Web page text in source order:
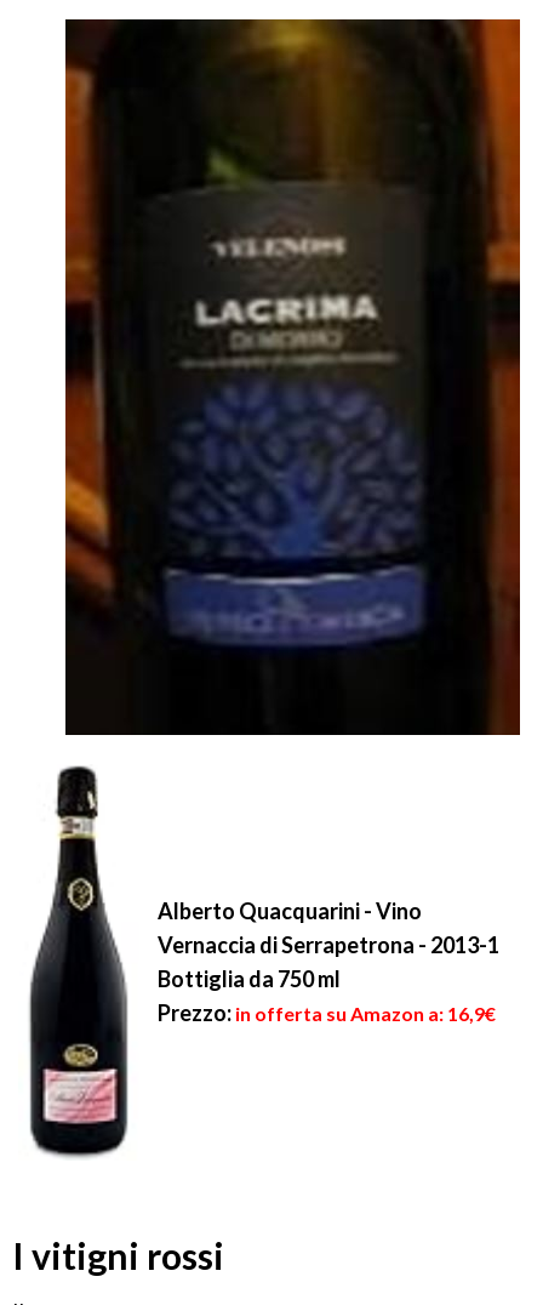
Alberto Quacquarini - Vino
Vernaccia di Serrapetrona - 2013-1
Bottiglia da 750 ml
Prezzo: in offerta su Amazon a: 16,9€
I vitigni rossi